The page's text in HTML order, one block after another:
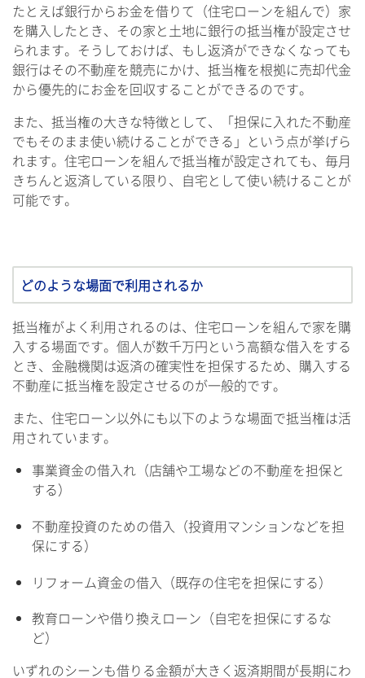
たとえば銀行からお金を借りて（住宅ローンを組んで）家
を購入したとき、その家と土地に銀行の抵当権が設定させ
られます。そうしておけば、もし返済ができなくなっても
銀行はその不動産を競売にかけ、抵当権を根拠に売却代金
から優先的にお金を回収することができるのです。
また、抵当権の大きな特徴として、「担保に入れた不動産
でもそのまま使い続けることができる」という点が挙げら
れます。住宅ローンを組んで抵当権が設定されても、毎月
きちんと返済している限り、自宅として使い続けることが
可能です。
どのような場面で利用されるか
抵当権がよく利用されるのは、住宅ローンを組んで家を購
入する場面です。個人が数千万円という高額な借入をする
とき、金融機関は返済の確実性を担保するため、購入する
不動産に抵当権を設定させるのが一般的です。
また、住宅ローン以外にも以下のような場面で抵当権は活
用されています。
事業資金の借入れ（店舗や工場などの不動産を担保と
する）
不動産投資のための借入（投資用マンションなどを担
保にする）
リフォーム資金の借入（既存の住宅を担保にする）
教育ローンや借り換えローン（自宅を担保にするな
ど）
いずれのシーンも借りる金額が大きく返済期間が長期にわ